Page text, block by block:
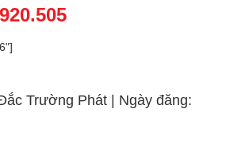
Trường Phát | Ngày đăng: